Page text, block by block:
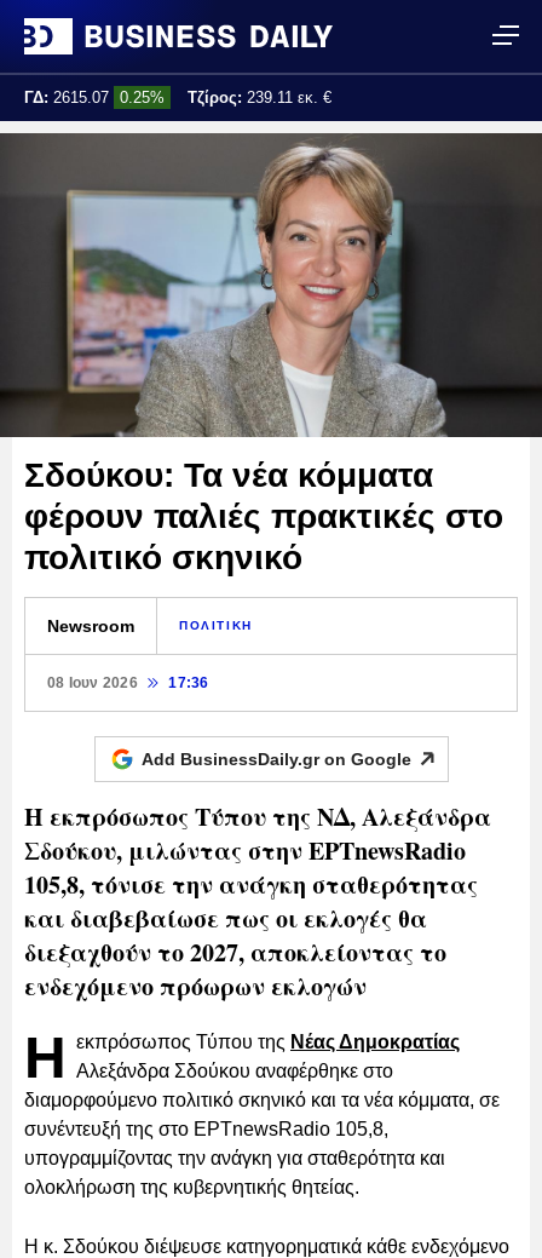
ΓΔ: 2615.07 0.25% Τζίρος: 239.11 εκ. €
Σδούκου: Τα νέα κόμματα
φέρουν παλιές πρακτικές στο
πολιτικό σκηνικό
Newsroom ΠΟΛΙΤΙΚΗ
08 Ιουν 2026 17:36
Add BusinessDaily.gr on Google
Η εκπρόσωπος Τύπου της ΝΔ, Αλεξάνδρα
Σδούκου, μιλώντας στην ΕΡΤnewsRadio
105,8, τόνισε την ανάγκη σταθερότητας
και διαβεβαίωσε πως οι εκλογές θα
διεξαχθούν το 2027, αποκλείοντας το
ενδεχόμενο πρόωρων εκλογών
Η εκπρόσωπος Τύπου της Νέας Δημοκρατίας
Αλεξάνδρα Σδούκου αναφέρθηκε στο
διαμορφούμενο πολιτικό σκηνικό και τα νέα κόμματα, σε
συνέντευξή της στο ΕΡΤnewsRadio 105,8,
υπογραμμίζοντας την ανάγκη για σταθερότητα και
ολοκλήρωση της κυβερνητικής θητείας.
Η κ. Σδούκου διέψευσε κατηγορηματικά κάθε ενδεχόμενο